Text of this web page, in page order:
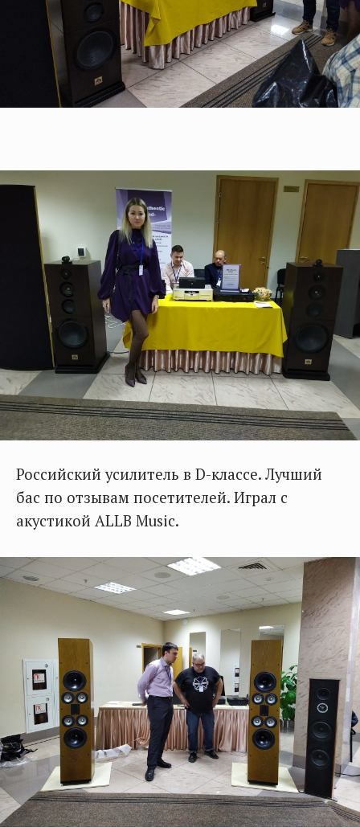
Российский усилитель в D-классе. Лучший
бас по отзывам посетителей. Играл с
акустикой ALLB Music.